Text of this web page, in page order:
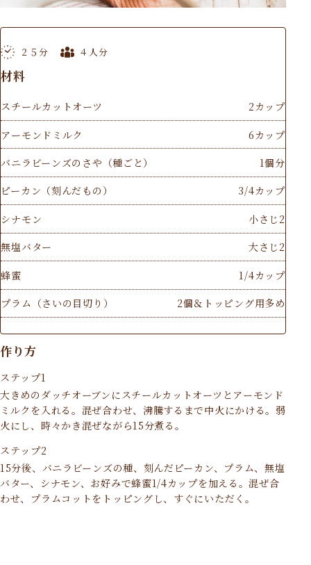
２５分 ４人分
材料
スチールカットオーツ 2カップ
アーモンドミルク 6カップ
バニラビーンズのさや（種ごと） 1個分
ピーカン（刻んだもの） 3/4カップ
シナモン 小さじ2
無塩バター 大さじ2
蜂蜜 1/4カップ
プラム（さいの目切り） 2個＆トッピング用多め
作り方
ステップ1
大きめのダッチオーブンにスチールカットオーツとアーモンド
ミルクを入れる。混ぜ合わせ、沸騰するまで中火にかける。弱
火にし、時々かき混ぜながら15分煮る。
ステップ2
15分後、バニラビーンズの種、刻んだピーカン、プラム、無塩
バター、シナモン、お好みで蜂蜜1/4カップを加える。混ぜ合
わせ、プラムコットをトッピングし、すぐにいただく。